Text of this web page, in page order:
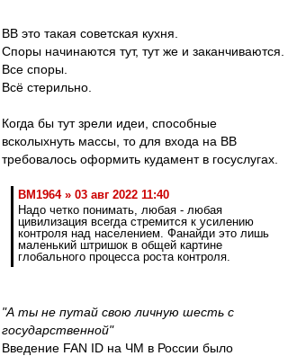
ВВ это такая советская кухня.
Споры начинаются тут, тут же и заканчиваются.
Все споры.
Всё стерильно.
Когда бы тут зрели идеи, способные
всколыхнуть массы, то для входа на ВВ
требовалось оформить кудамент в госуслугах.
BM1964 » 03 авг 2022 11:40
Надо четко понимать, любая - любая
цивилизация всегда стремится к усилению
контроля над населением. Фанайди это лишь
маленький штришок в общей картине
глобального процесса роста контроля.
"А ты не путай свою личную шесть с
государственной"
Введение FAN ID на ЧМ в России было